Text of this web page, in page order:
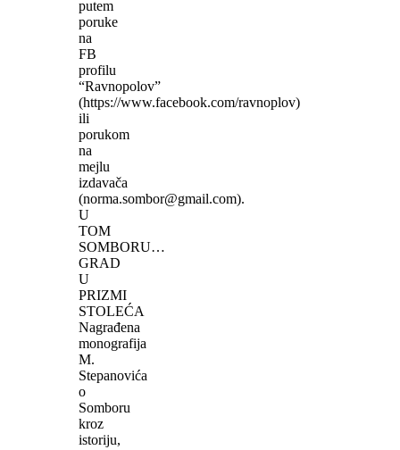
putem
poruke
na
FB
profilu
“Ravnopolov”
(https://www.facebook.com/ravnoplov)
ili
porukom
na
mejlu
izdavača
(norma.sombor@gmail.com).
U
TOM
SOMBORU…
GRAD
U
PRIZMI
STOLEĆA
Nagrađena
monografija
M.
Stepanovića
o
Somboru
kroz
istoriju,